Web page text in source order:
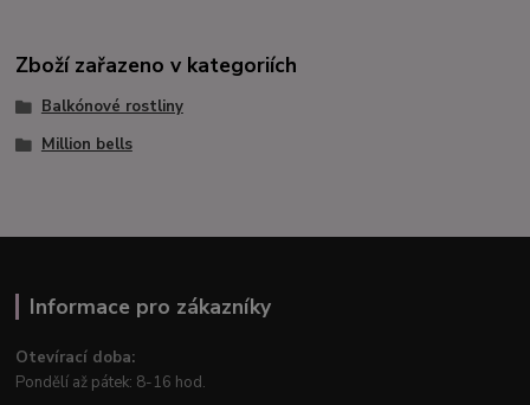
Zboží zařazeno v kategoriích
Balkónové rostliny
Million bells
Informace pro zákazníky
Otevírací doba:
Pondělí až pátek: 8-16 hod.